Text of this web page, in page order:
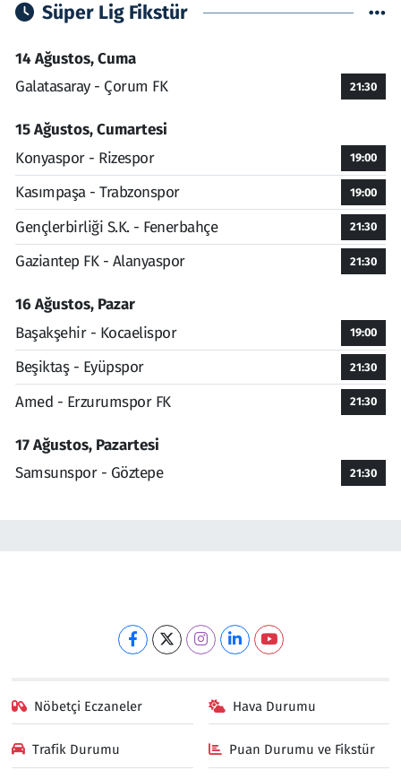
Süper Lig Fikstür
14 Ağustos, Cuma
Galatasaray - Çorum FK
21:30
15 Ağustos, Cumartesi
Konyaspor - Rizespor
19:00
Kasımpaşa - Trabzonspor 19:00
Gençlerbirliği S.K. - Fenerbahçe 21:30
Gaziantep FK - Alanyaspor 21:30
16 Ağustos, Pazar
Başakşehir - Kocaelispor
19:00
Beşiktaş - Eyüpspor 21:30
Amed - Erzurumspor FK 21:30
17 Ağustos, Pazartesi
Samsunspor - Göztepe
21:30
Nöbetçi Eczaneler Hava Durumu
Trafik Durumu Puan Durumu ve Fikstür